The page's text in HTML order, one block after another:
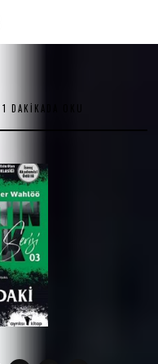
1 DAKIKADA OKU